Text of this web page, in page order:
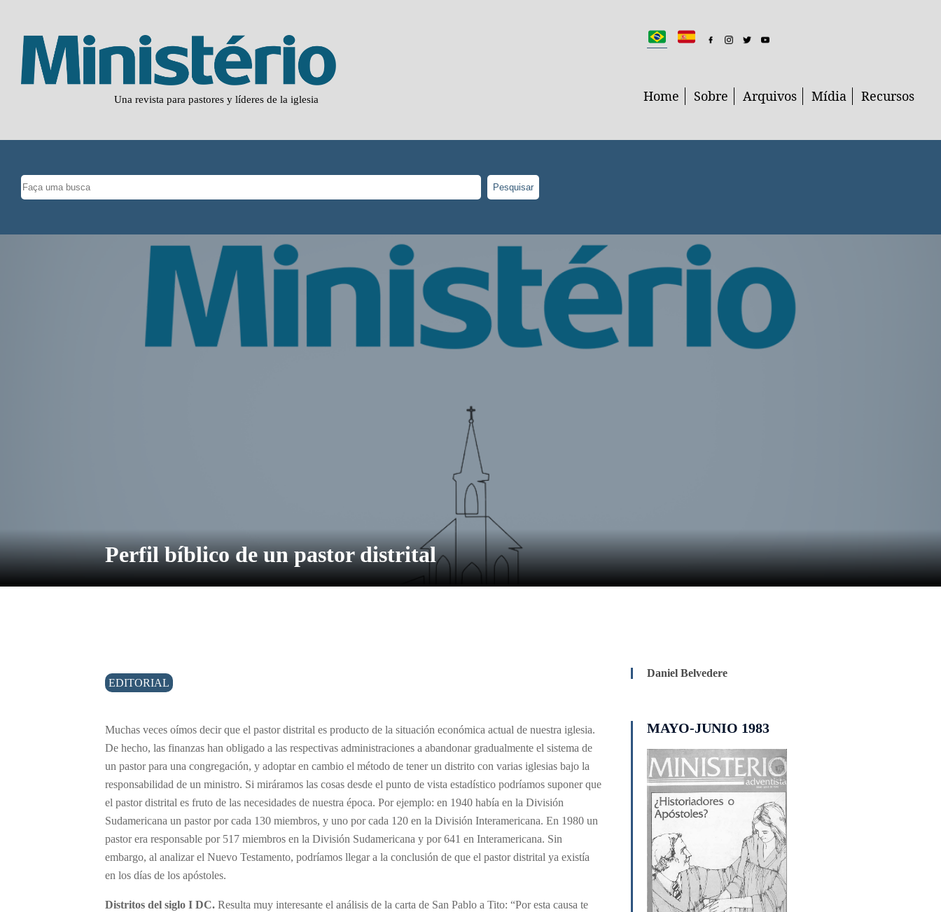
Una revista para pastores y líderes de la iglesia Home Sobre Arquivos Mídia Recursos
Pesquisar
Perfil bíblico de un pastor distrital
EDITORIAL
Muchas veces oímos decir que el pastor distrital es producto de la situación económica actual de nuestra iglesia.
De hecho, las finanzas han obligado a las respectivas administraciones a abandonar gradualmente el sistema de
un pastor para una congregación, y adoptar en cambio el método de tener un distrito con varias iglesias bajo la
responsabilidad de un ministro. Si miráramos las cosas desde el punto de vista estadístico podríamos suponer que
el pastor distrital es fruto de las necesidades de nuestra época. Por ejemplo: en 1940 había en la División
Sudamericana un pastor por cada 130 miembros, y uno por cada 120 en la División Interamericana. En 1980 un
pastor era responsable por 517 miembros en la División Sudamericana y por 641 en Interamericana. Sin
embargo, al analizar el Nuevo Testamento, podríamos llegar a la conclusión de que el pastor distrital ya existía
en los días de los apóstoles.
Distritos del siglo I DC. Resulta muy interesante el análisis de la carta de San Pablo a Tito: “Por esta causa te
Daniel Belvedere
MAYO-JUNIO 1983